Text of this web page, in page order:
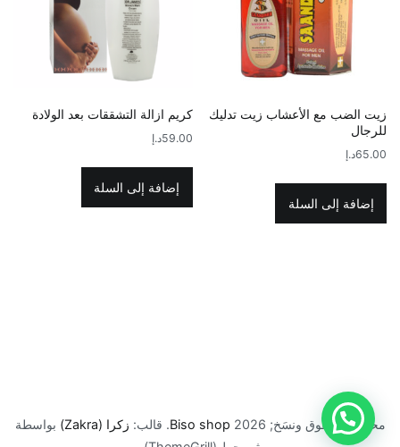
زيت الضب مع الأعشاب زيت تدليك
للرجال
65.00د.إ
إضافة إلى السلة
كريم ازالة التشققات بعد الولادة
59.00د.إ
إضافة إلى السلة
محفوظ الحقوق ونسَخ; 2026 Biso shop. قالب: زكرا (Zakra)
بواسطة